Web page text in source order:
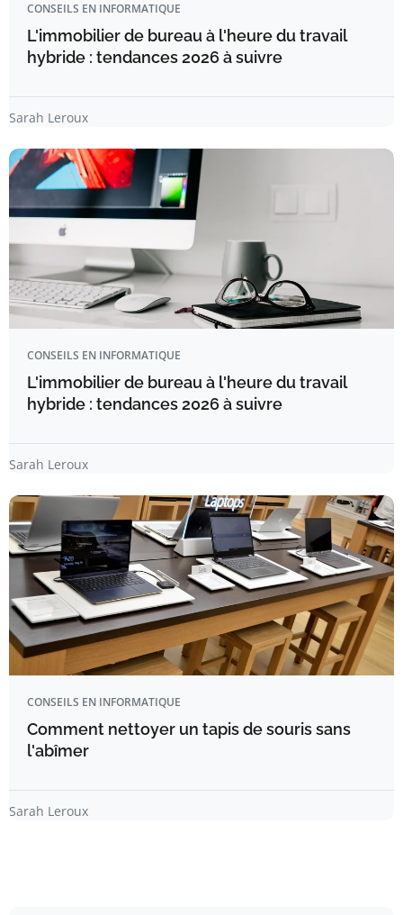
CONSEILS EN INFORMATIQUE
L'immobilier de bureau à l'heure du travail
hybride : tendances 2026 à suivre
Sarah Leroux
CONSEILS EN INFORMATIQUE
L'immobilier de bureau à l'heure du travail
hybride : tendances 2026 à suivre
Sarah Leroux
CONSEILS EN INFORMATIQUE
Comment nettoyer un tapis de souris sans
l'abîmer
Sarah Leroux